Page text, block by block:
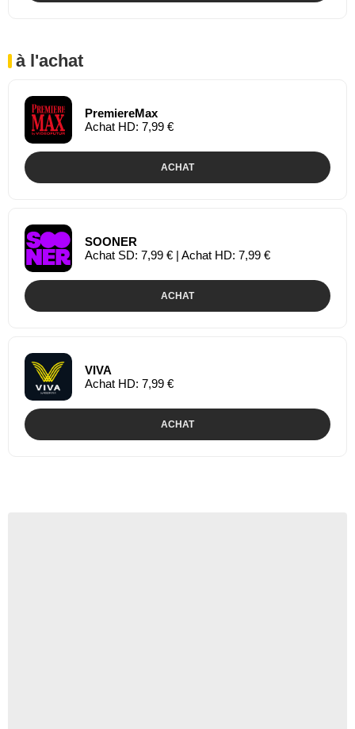
à l'achat
PremiereMax
Achat HD: 7,99 €
ACHAT
SOONER
Achat SD: 7,99 € | Achat HD: 7,99 €
ACHAT
VIVA
Achat HD: 7,99 €
ACHAT